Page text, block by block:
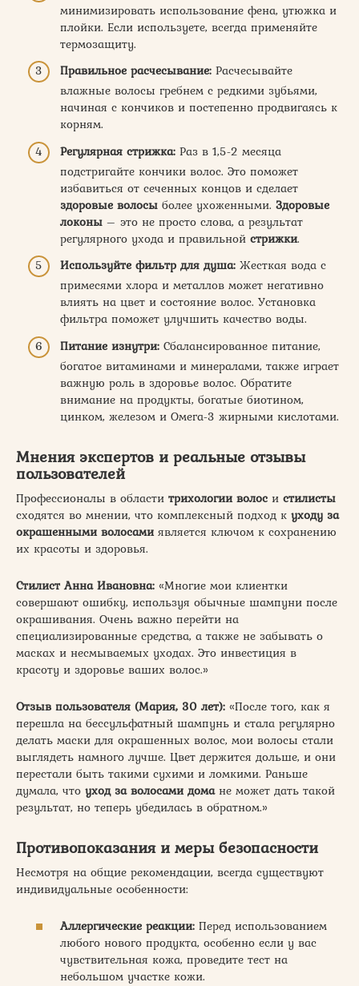
минимизировать использование фена, утюжка и
плойки. Если используете, всегда применяйте
термозащиту.
Правильное расчесывание: Расчесывайте
влажные волосы гребнем с редкими зубьями,
начиная с кончиков и постепенно продвигаясь к
корням.
Регулярная стрижка: Раз в 1,5-2 месяца
подстригайте кончики волос. Это поможет
избавиться от сеченных концов и сделает
здоровые волосы более ухоженными. Здоровые
локоны – это не просто слова, а результат
регулярного ухода и правильной стрижки.
Используйте фильтр для душа: Жесткая вода с
примесями хлора и металлов может негативно
влиять на цвет и состояние волос. Установка
фильтра поможет улучшить качество воды.
Питание изнутри: Сбалансированное питание,
богатое витаминами и минералами, также играет
важную роль в здоровье волос. Обратите
внимание на продукты, богатые биотином,
цинком, железом и Омега-3 жирными кислотами.
Мнения экспертов и реальные отзывы
пользователей
Профессионалы в области трихологии волос и стилисты
сходятся во мнении, что комплексный подход к уходу за
окрашенными волосамиявляется ключом к сохранению
их красоты и здоровья.
Стилист Анна Ивановна: «Многие мои клиентки
совершают ошибку, используя обычные шампуни после
окрашивания. Очень важно перейти на
специализированные средства, а также не забывать о
масках и несмываемых уходах. Это инвестиция в
красоту и здоровье ваших волос.»
Отзыв пользователя (Мария, 30 лет): «После того, как я
перешла на бессульфатный шампунь и стала регулярно
делать маски для окрашенных волос, мои волосы стали
выглядеть намного лучше. Цвет держится дольше, и они
перестали быть такими сухими и ломкими. Раньше
думала, что уход за волосами домане может дать такой
результат, но теперь убедилась в обратном.»
Противопоказания и меры безопасности
Несмотря на общие рекомендации, всегда существуют
индивидуальные особенности:
Аллергические реакции: Перед использованием
любого нового продукта, особенно если у вас
чувствительная кожа, проведите тест на
небольшом участке кожи.